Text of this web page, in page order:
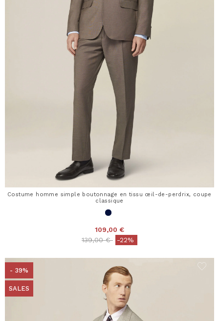
Costume homme simple boutonnage en tissu œil-de-perdrix, coupe
classique
109,00 €
Price reduced from
139,00 €to-22%
- 39%
SALES